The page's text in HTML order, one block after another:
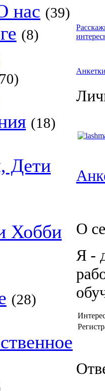
нас (39)
(8)
(18)
Дети
Хобби
(28)
О
Я -